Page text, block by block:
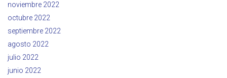
noviembre 2022
octubre 2022
septiembre 2022
agosto 2022
julio 2022
junio 2022